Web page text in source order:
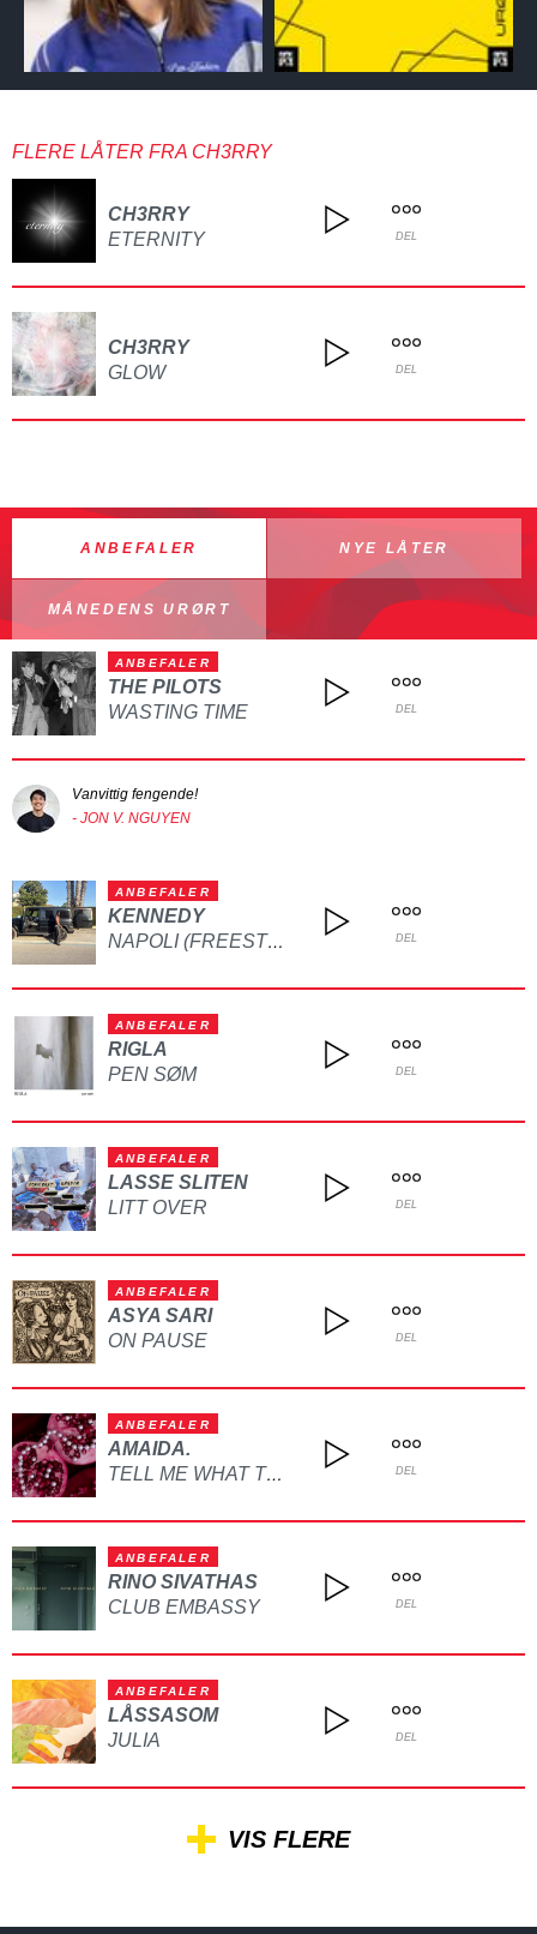
FLERE LÅTER FRA CH3RRY
CH3RRY
ETERNITY
DEL
CH3RRY
GLOW
DEL
ANBEFALER NYE LÅTER
MÅNEDENS URØRT
ANBEFALER
THE PILOTS
WASTING TIME
DEL
Vanvittig fengende!
- JON V. NGUYEN
ANBEFALER
KENNEDY
NAPOLI (FREESTYLE) DEL
ANBEFALER
RIGLA
PEN SØM
DEL
ANBEFALER
LASSE SLITEN
LITT OVER
DEL
ANBEFALER
ASYA SARI
ON PAUSE
DEL
ANBEFALER
AMAIDA.
TELL ME WHAT TO DO DEL
ANBEFALER
RINO SIVATHAS
CLUB EMBASSY
DEL
ANBEFALER
LÅSSASOM
JULIA
DEL
VIS FLERE